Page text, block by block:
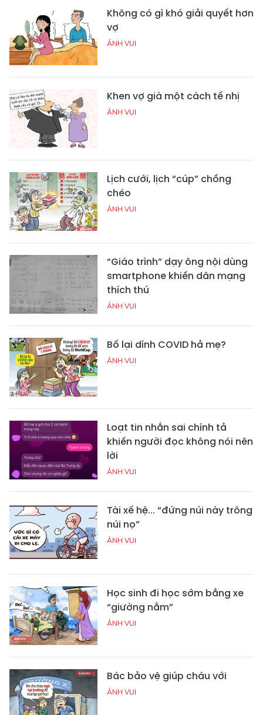
Không có gì khó giải quyết hơn
vợ
ẢNH VUI
Khen vợ già một cách tế nhị
ẢNH VUI
Lịch cưới, lịch “cúp” chồng
chéo
ẢNH VUI
“Giáo trình” dạy ông nội dùng
smartphone khiến dân mạng
thích thú
ẢNH VUI
Bố lại dính COVID hả mẹ?
ẢNH VUI
Loạt tin nhắn sai chính tả
khiến người đọc không nói nên
lời
ẢNH VUI
Tài xế hệ... “đứng núi này trông
núi nọ”
ẢNH VUI
Học sinh đi học sớm bằng xe
“giường nằm”
ẢNH VUI
Bác bảo vệ giúp cháu với
ẢNH VUI